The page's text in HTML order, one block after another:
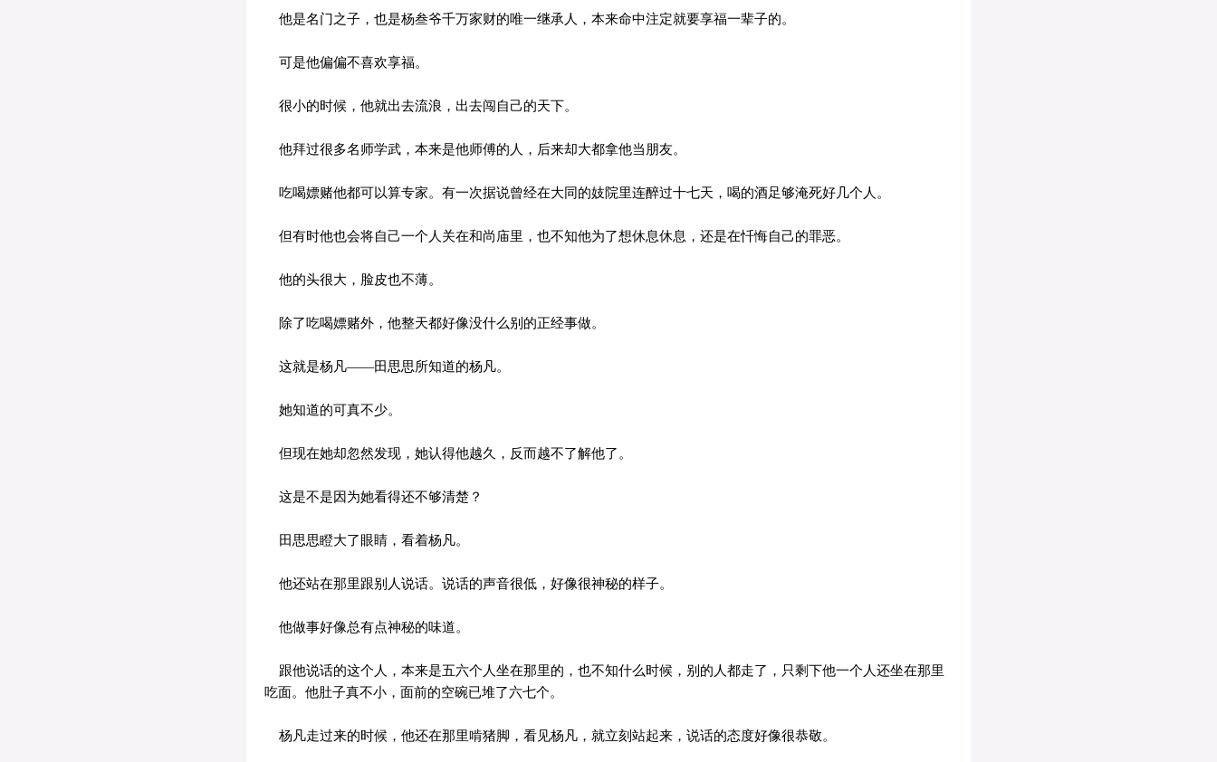
他是名门之子，也是杨叁爷千万家财的唯一继承人，本来命中注定就要享福一辈子的。
可是他偏偏不喜欢享福。
很小的时候，他就出去流浪，出去闯自己的天下。
他拜过很多名师学武，本来是他师傅的人，后来却大都拿他当朋友。
吃喝嫖赌他都可以算专家。有一次据说曾经在大同的妓院里连醉过十七天，喝的酒足够淹死好几个人。
但有时他也会将自己一个人关在和尚庙里，也不知他为了想休息休息，还是在忏悔自己的罪恶。
他的头很大，脸皮也不薄。
除了吃喝嫖赌外，他整天都好像没什么别的正经事做。
这就是杨凡——田思思所知道的杨凡。
她知道的可真不少。
但现在她却忽然发现，她认得他越久，反而越不了解他了。
这是不是因为她看得还不够清楚？
田思思瞪大了眼睛，看着杨凡。
他还站在那里跟别人说话。说话的声音很低，好像很神秘的样子。
他做事好像总有点神秘的味道。
跟他说话的这个人，本来是五六个人坐在那里的，也不知什么时候，别的人都走了，只剩下他一个人还坐在那里
吃面。他肚子真不小，面前的空碗已堆了六七个。
杨凡走过来的时候，他还在那里啃猪脚，看见杨凡，就立刻站起来，说话的态度好像很恭敬。